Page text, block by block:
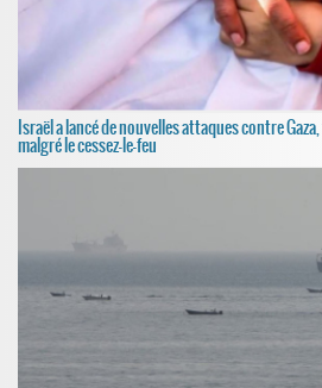
Israël a lancé de nouvelles attaques contre
malgré le cessez-le-feu